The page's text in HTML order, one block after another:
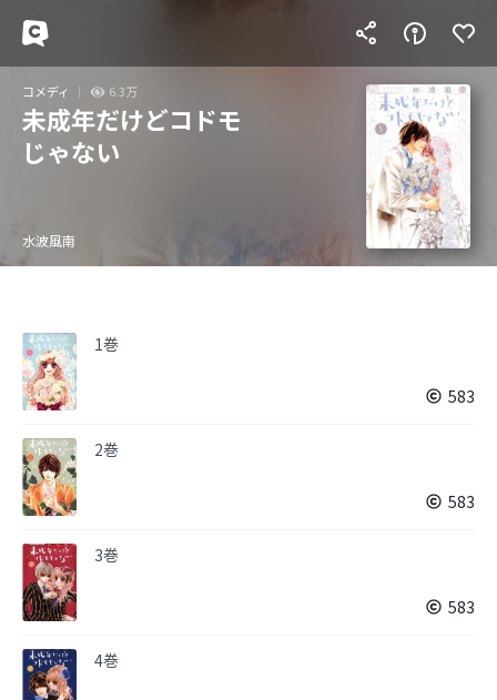
コメディ 6.3万
未成年だけどコドモ
じゃない
水波風南
1巻
583
2巻
583
3巻
583
4巻